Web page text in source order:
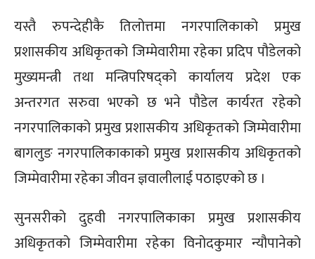
यस्तै रुपन्देहीकै तिलोत्तमा नगरपालिकाको प्रमुख
प्रशासकीय अधिकृतको जिम्मेवारीमा रहेका प्रदिप पौडेलको
मुख्यमन्त्री तथा मन्त्रिपरिषद्को कार्यालय प्रदेश एक
अन्तरगत सरुवा भएको छ भने पौडेल कार्यरत रहेको
नगरपालिकाको प्रमुख प्रशासकीय अधिकृतको जिम्मेवारीमा
बागलुङ नगरपालिकाकाको प्रमुख प्रशासकीय अधिकृतको
जिम्मेवारीमा रहेका जीवन ज्ञवालीलाई पठाइएको छ ।
सुनसरीको दुहवी नगरपालिकाका प्रमुख प्रशासकीय
अधिकृतको जिम्मेवारीमा रहेका विनोदकुमार न्यौपानेको